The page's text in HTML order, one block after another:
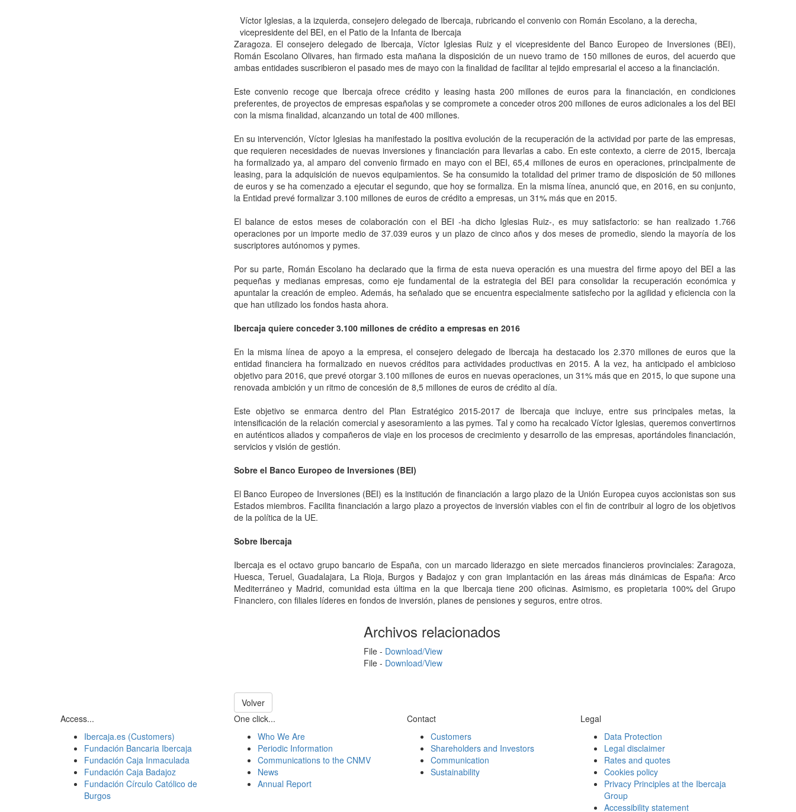
Víctor Iglesias, a la izquierda, consejero delegado de Ibercaja, rubricando el convenio con Román Escolano, a la derecha,
vicepresidente del BEI, en el Patio de la Infanta de Ibercaja
Zaragoza. El consejero delegado de Ibercaja, Víctor Iglesias Ruiz y el vicepresidente del Banco Europeo de Inversiones (BEI),
Román Escolano Olivares, han firmado esta mañana la disposición de un nuevo tramo de 150 millones de euros, del acuerdo que
ambas entidades suscribieron el pasado mes de mayo con la finalidad de facilitar al tejido empresarial el acceso a la financiación.
Este convenio recoge que Ibercaja ofrece crédito y leasing hasta 200 millones de euros para la financiación, en condiciones
preferentes, de proyectos de empresas españolas y se compromete a conceder otros 200 millones de euros adicionales a los del BEI
con la misma finalidad, alcanzando un total de 400 millones.
En su intervención, Víctor Iglesias ha manifestado la positiva evolución de la recuperación de la actividad por parte de las empresas,
que requieren necesidades de nuevas inversiones y financiación para llevarlas a cabo. En este contexto, a cierre de 2015, Ibercaja
ha formalizado ya, al amparo del convenio firmado en mayo con el BEI, 65,4 millones de euros en operaciones, principalmente de
leasing, para la adquisición de nuevos equipamientos. Se ha consumido la totalidad del primer tramo de disposición de 50 millones
de euros y se ha comenzado a ejecutar el segundo, que hoy se formaliza. En la misma línea, anunció que, en 2016, en su conjunto,
la Entidad prevé formalizar 3.100 millones de euros de crédito a empresas, un 31% más que en 2015.
El balance de estos meses de colaboración con el BEI -ha dicho Iglesias Ruiz-, es muy satisfactorio: se han realizado 1.766
operaciones por un importe medio de 37.039 euros y un plazo de cinco años y dos meses de promedio, siendo la mayoría de los
suscriptores autónomos y pymes.
Por su parte, Román Escolano ha declarado que la firma de esta nueva operación es una muestra del firme apoyo del BEI a las
pequeñas y medianas empresas, como eje fundamental de la estrategia del BEI para consolidar la recuperación económica y
apuntalar la creación de empleo. Además, ha señalado que se encuentra especialmente satisfecho por la agilidad y eficiencia con la
que han utilizado los fondos hasta ahora.
Ibercaja quiere conceder 3.100 millones de crédito a empresas en 2016
En la misma línea de apoyo a la empresa, el consejero delegado de Ibercaja ha destacado los 2.370 millones de euros que la
entidad financiera ha formalizado en nuevos créditos para actividades productivas en 2015. A la vez, ha anticipado el ambicioso
objetivo para 2016, que prevé otorgar 3.100 millones de euros en nuevas operaciones, un 31% más que en 2015, lo que supone una
renovada ambición y un ritmo de concesión de 8,5 millones de euros de crédito al día.
Este objetivo se enmarca dentro del Plan Estratégico 2015-2017 de Ibercaja que incluye, entre sus principales metas, la
intensificación de la relación comercial y asesoramiento a las pymes. Tal y como ha recalcado Víctor Iglesias, queremos convertirnos
en auténticos aliados y compañeros de viaje en los procesos de crecimiento y desarrollo de las empresas, aportándoles financiación,
servicios y visión de gestión.
Sobre el Banco Europeo de Inversiones (BEI)
El Banco Europeo de Inversiones (BEI) es la institución de financiación a largo plazo de la Unión Europea cuyos accionistas son sus
Estados miembros. Facilita financiación a largo plazo a proyectos de inversión viables con el fin de contribuir al logro de los objetivos
de la política de la UE.
Sobre Ibercaja
Ibercaja es el octavo grupo bancario de España, con un marcado liderazgo en siete mercados financieros provinciales: Zaragoza,
Huesca, Teruel, Guadalajara, La Rioja, Burgos y Badajoz y con gran implantación en las áreas más dinámicas de España: Arco
Mediterráneo y Madrid, comunidad esta última en la que Ibercaja tiene 200 oficinas. Asimismo, es propietaria 100% del Grupo
Financiero, con filiales líderes en fondos de inversión, planes de pensiones y seguros, entre otros.
Archivos relacionados
File - Download/View
File - Download/View
Volver
Access...
Ibercaja.es (Customers)
Fundación Bancaria Ibercaja
Fundación Caja Inmaculada
Fundación Caja Badajoz
Fundación Círculo Católico de
Burgos
One click...
Who We Are
Periodic Information
Communications to the CNMV
News
Annual Report
Contact
Customers
Shareholders and Investors
Communication
Sustainability
Legal
Data Protection
Legal disclaimer
Rates and quotes
Cookies policy
Privacy Principles at the Ibercaja
Group
Accessibility statement